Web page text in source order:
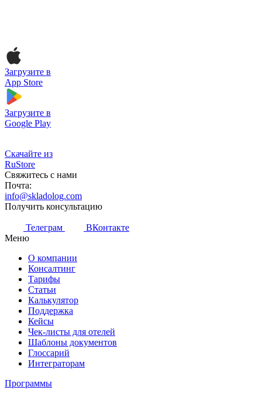
Загрузите в
App Store
Загрузите в
Google Play
Скачайте из
RuStore
Свяжитесь с нами
Почта:
info@skladolog.com
Получить консультацию
Телеграм
ВКонтакте
Меню
О компании
Консалтинг
Тарифы
Статьи
Калькулятор
Поддержка
Кейсы
Чек-листы для отелей
Шаблоны документов
Глоссарий
Интеграторам
Программы